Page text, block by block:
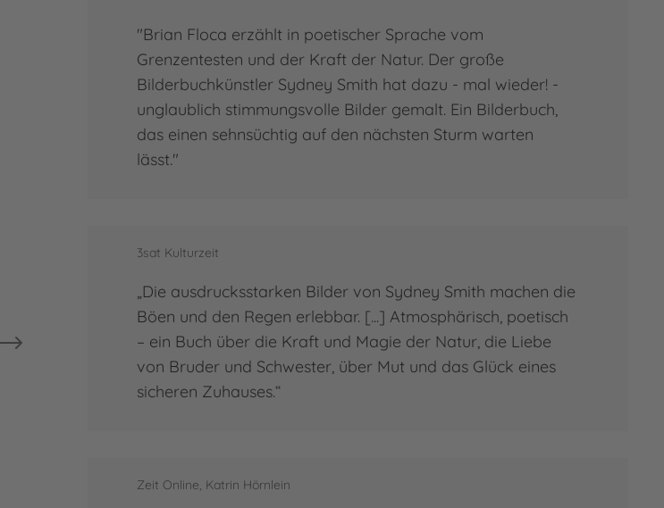
"Brian Floca erzählt in poetischer Sprache vom
Grenzentesten und der Kraft der Natur. Der große
Bilderbuchkünstler Sydney Smith hat dazu - mal wieder! -
unglaublich stimmungsvolle Bilder gemalt. Ein Bilderbuch,
das einen sehnsüchtig auf den nächsten Sturm warten
lässt."
3sat Kulturzeit
„Die ausdrucksstarken Bilder von Sydney Smith machen die
Böen und den Regen erlebbar. [...] Atmosphärisch, poetisch
– ein Buch über die Kraft und Magie der Natur, die Liebe
von Bruder und Schwester, über Mut und das Glück eines
sicheren Zuhauses.“
Zeit Online, Katrin Hörnlein